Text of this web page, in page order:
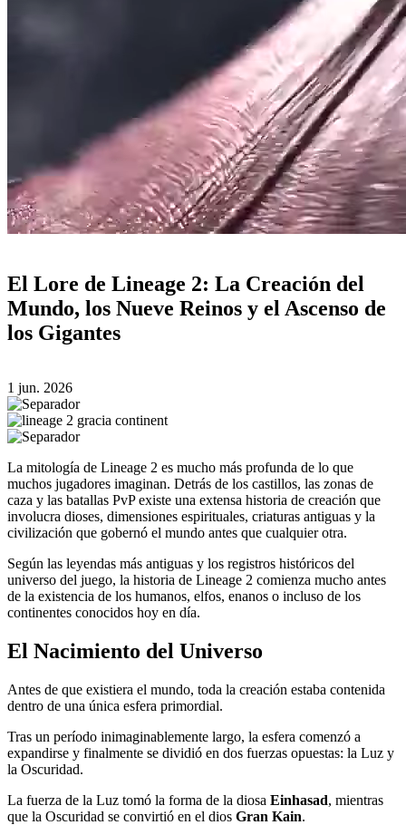
El Lore de Lineage 2: La Creación del
Mundo, los Nueve Reinos y el Ascenso de
los Gigantes
1 jun. 2026
La mitología de Lineage 2 es mucho más profunda de lo que
muchos jugadores imaginan. Detrás de los castillos, las zonas de
caza y las batallas PvP existe una extensa historia de creación que
involucra dioses, dimensiones espirituales, criaturas antiguas y la
civilización que gobernó el mundo antes que cualquier otra.
Según las leyendas más antiguas y los registros históricos del
universo del juego, la historia de Lineage 2 comienza mucho antes
de la existencia de los humanos, elfos, enanos o incluso de los
continentes conocidos hoy en día.
El Nacimiento del Universo
Antes de que existiera el mundo, toda la creación estaba contenida
dentro de una única esfera primordial.
Tras un período inimaginablemente largo, la esfera comenzó a
expandirse y finalmente se dividió en dos fuerzas opuestas: la Luz y
la Oscuridad.
La fuerza de la Luz tomó la forma de la diosa Einhasad, mientras
que la Oscuridad se convirtió en el dios Gran Kain.